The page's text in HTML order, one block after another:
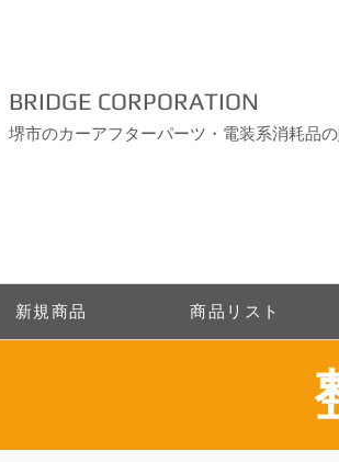
BRIDGE CORPORATION
堺市のカーアフターパーツ・電装系消耗品
新規商品 商品リスト